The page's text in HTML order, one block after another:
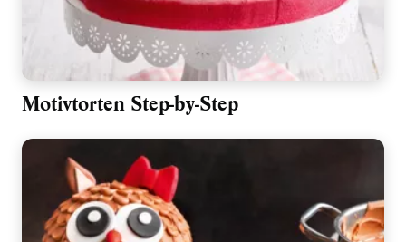
Motivtorten Step-by-Step